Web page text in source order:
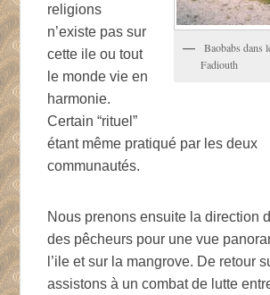
Baobabs dans
Fadiouth
religions
n’existe pas sur
cette ile ou tout
le monde vie en
harmonie.
Certain “rituel”
étant même pratiqué par les deux
communautés.
Nous prenons ensuite la direction
des pêcheurs pour une vue
l’ile et sur la mangrove. De retour
assistons à un combat de lutte